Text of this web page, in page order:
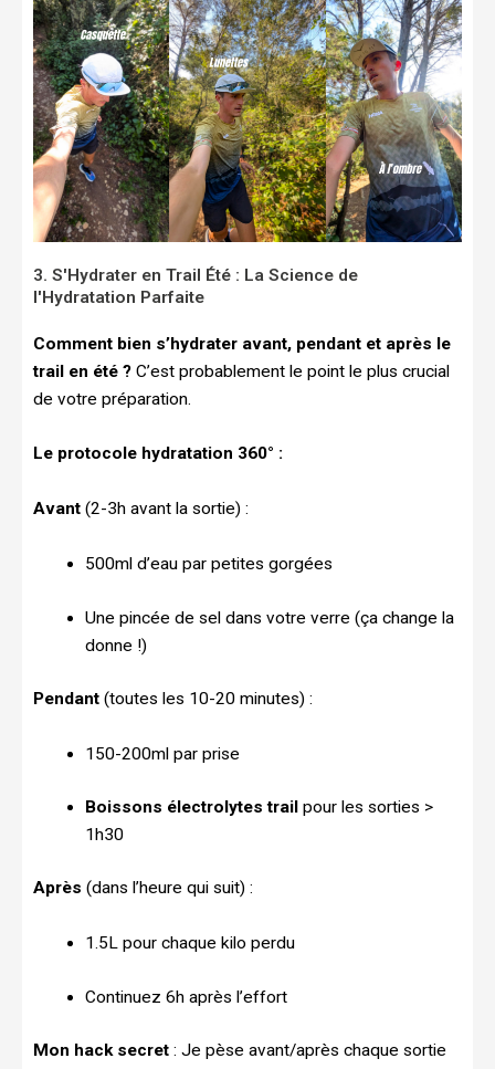
3. S'Hydrater en Trail Été : La Science de
l'Hydratation Parfaite
Comment bien s’hydrater avant, pendant et après le
trail en été ? C’est probablement le point le plus crucial
de votre préparation.
Le protocole hydratation 360° :
Avant (2-3h avant la sortie) :
500ml d’eau par petites gorgées
Une pincée de sel dans votre verre (ça change la
donne !)
Pendant (toutes les 10-20 minutes) :
150-200ml par prise
Boissons électrolytes trailpour les sorties >
1h30
Après (dans l’heure qui suit) :
1.5L pour chaque kilo perdu
Continuez 6h après l’effort
Mon hack secret : Je pèse avant/après chaque sortie